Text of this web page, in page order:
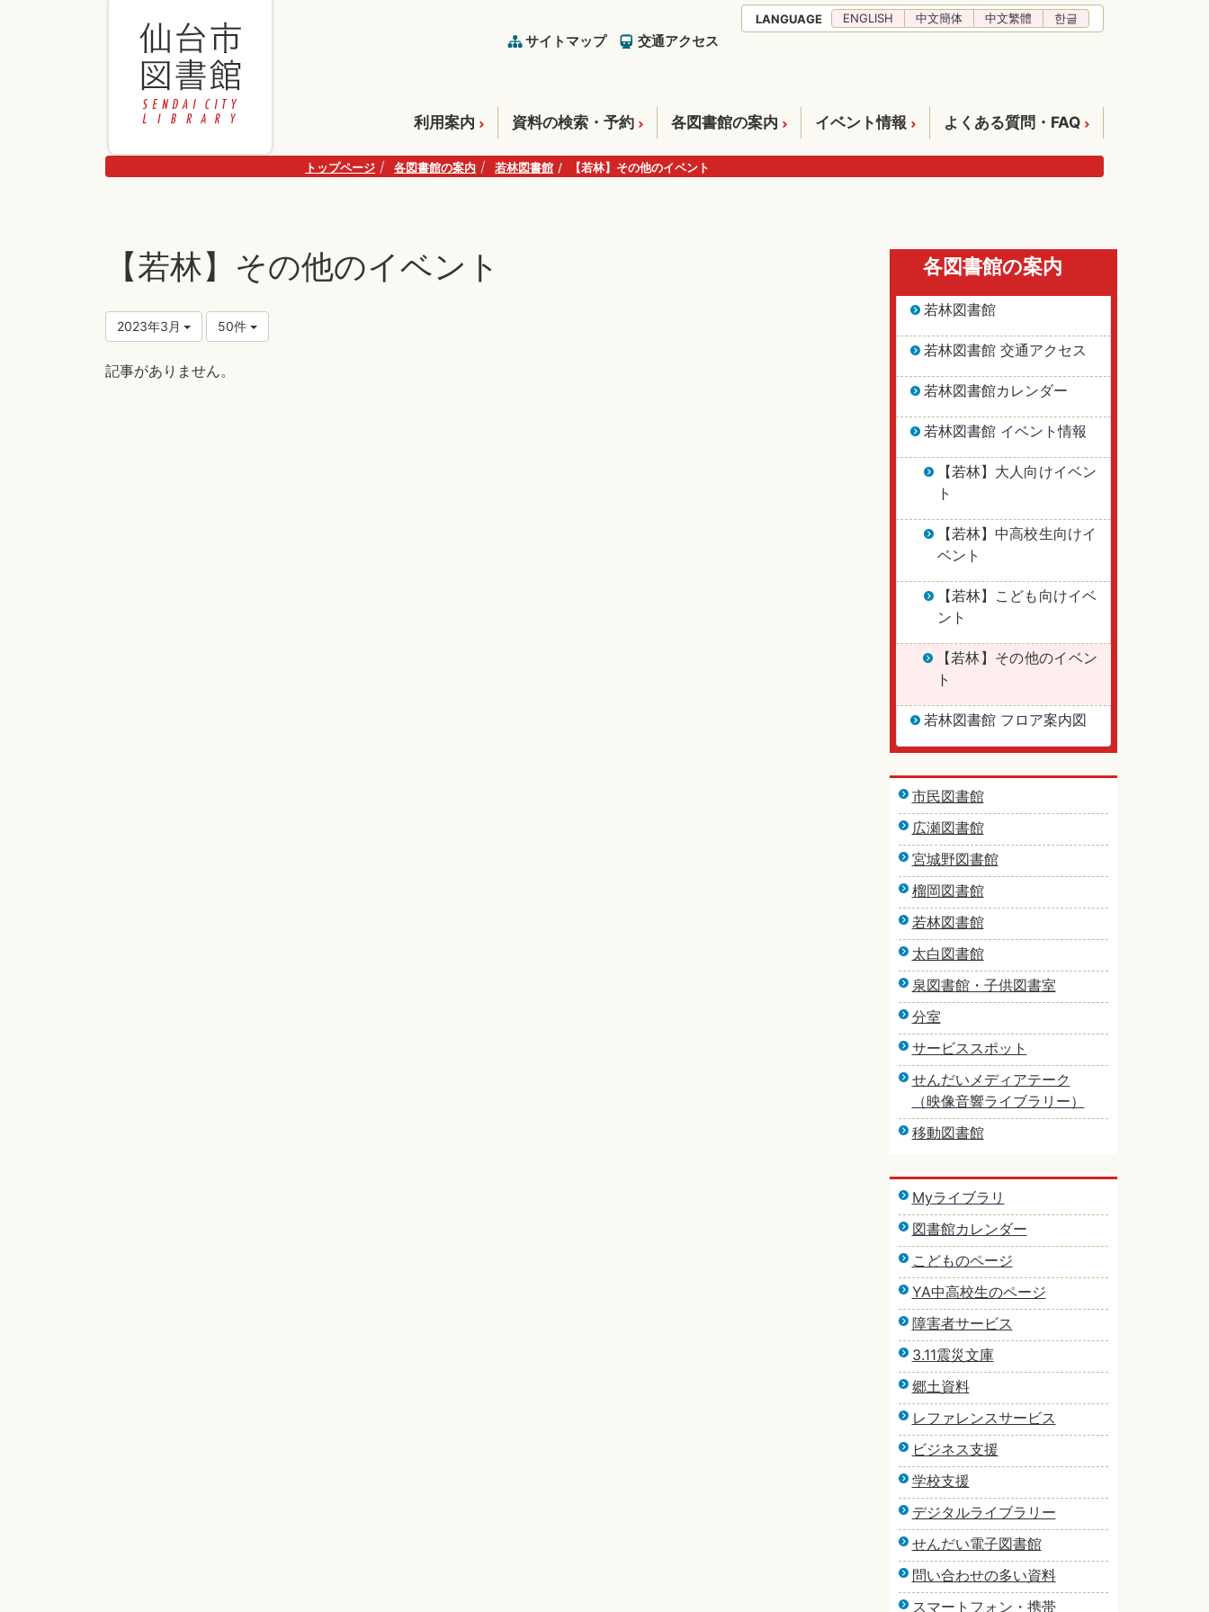
サイトマップ 交通アクセス
LANGUAGE ENGLISH 中文簡体 中文繁體 한글
利用案内 資料の検索・予約 各図書館の案内 イベント情報 よくある質問・FAQ
トップページ 各図書館の案内 若林図書館 【若林】その他のイベント
【若林】その他のイベント
2023年3月 50件
記事がありません。
各図書館の案内
若林図書館
若林図書館 交通アクセス
若林図書館カレンダー
若林図書館 イベント情報
【若林】大人向けイベン
ト
【若林】中高校生向けイ
ベント
【若林】こども向けイベ
ント
【若林】その他のイベン
ト
若林図書館 フロア案内図
市民図書館
広瀬図書館
宮城野図書館
榴岡図書館
若林図書館
太白図書館
泉図書館・子供図書室
分室
サービススポット
せんだいメディアテーク
（映像音響ライブラリー）
移動図書館
Myライブラリ
図書館カレンダー
こどものページ
YA中高校生のページ
障害者サービス
3.11震災文庫
郷土資料
レファレンスサービス
ビジネス支援
学校支援
デジタルライブラリー
せんだい電子図書館
問い合わせの多い資料
スマートフォン・携帯